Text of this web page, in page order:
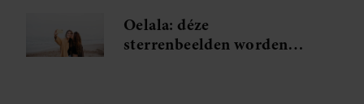
Oelala: déze
sterrenbeelden worden